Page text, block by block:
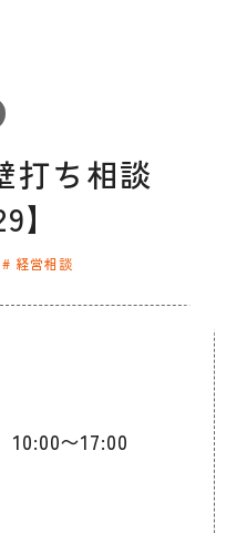
チング
ついて
声
体・機関一覧
打ち相談
経営相談
10:00〜17:00